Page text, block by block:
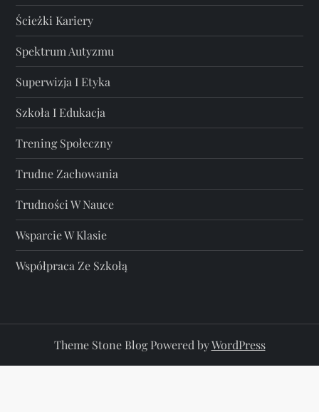
Ścieżki Kariery
Spektrum Autyzmu
Superwizja I Etyka
Szkoła I Edukacja
Trening Społeczny
Trudne Zachowania
Trudności W Nauce
Wsparcie W Klasie
Współpraca Ze Szkołą
Theme Stone Blog Powered byWordPress